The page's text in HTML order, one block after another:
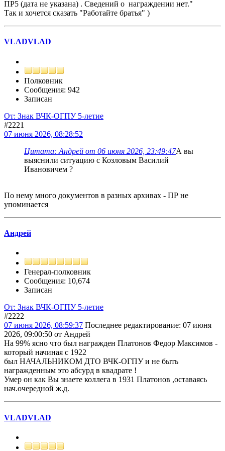
ПР5 (дата не указана) . Сведений о награждении нет."
Так и хочется сказать "Работайте братья" )
VLADVLAD
Полковник
Сообщения: 942
Записан
От: Знак ВЧК-ОГПУ 5-летие
#2221
07 июня 2026, 08:28:52
Цитата: Андрей от 06 июня 2026, 23:49:47А вы
выяснили ситуацию с Козловым Василий
Ивановичем ?
По нему много документов в разных архивах - ПР не
упоминается
Андрей
Генерал-полковник
Сообщения: 10,674
Записан
От: Знак ВЧК-ОГПУ 5-летие
#2222
07 июня 2026, 08:59:37 Последнее редактирование: 07 июня
2026, 09:00:50 от Андрей
На 99% ясно что был награжден Платонов Федор Максимов -
который начиная с 1922
был НАЧАЛЬНИКОМ ДТО ВЧК-ОГПУ и не быть
награжденным это абсурд в квадрате !
Умер он как Вы знаете коллега в 1931 Платонов ,оставаясь
нач.очередной ж.д.
VLADVLAD